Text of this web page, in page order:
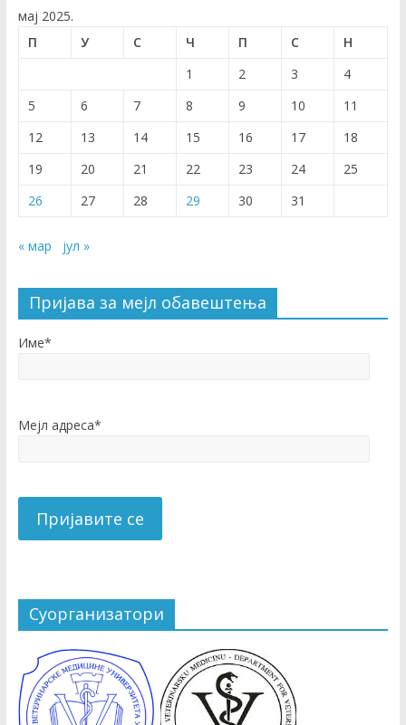
мај 2025.
П
У С Ч П С
Н
1
2 3
4
5
6 7 8 9 10
11
12
13 14 15 16 17
18
19
20 21 22 23 24
25
26
27 28 29 30 31
« мар јул »
Пријава за мејл обавештења
Име*
Мејл адреса*
Суорганизатори